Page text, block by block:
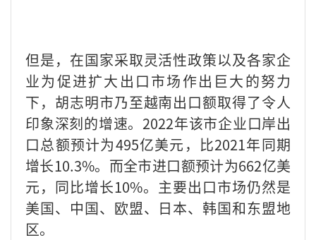
但是，在国家采取灵活性政策以及各家企
业为促进扩大出口市场作出巨大的努力
下，胡志明市乃至越南出口额取得了令人
印象深刻的增速。 2022年该市企业口岸出
口总额预计为495亿美元，比2021年同期
增长10.3%。而全市进口额预计为662亿美
元，同比增长10%。主要出口市场仍然是
美国、中国、欧盟、日本、韩国和东盟地
区。